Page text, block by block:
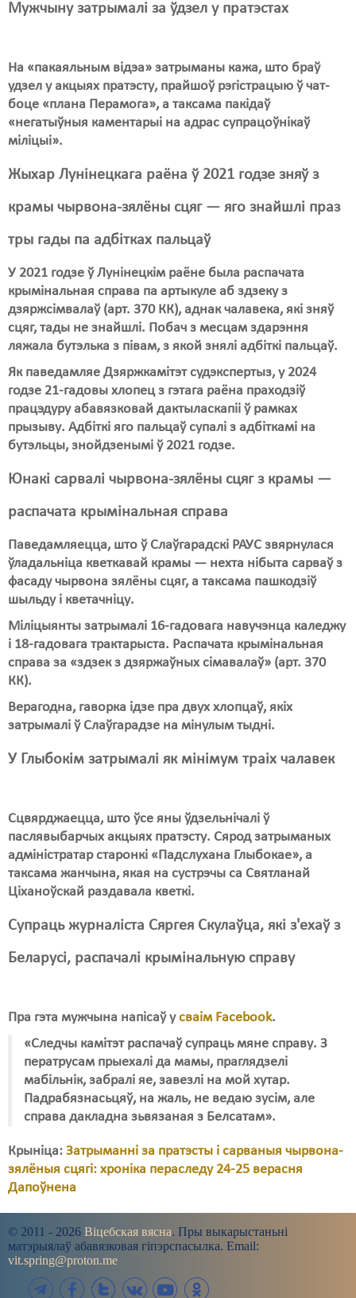
Мужчыну затрымалі за ўдзел у пратэстах
На «пакаяльным відэа» затрыманы кажа, што браў
удзел у акцыях пратэсту, прайшоў рэгістрацыю ў чат-
боце «плана Перамога», а таксама пакідаў
«негатыўныя каментарыі на адрас супрацоўнікаў
міліцыі».
Жыхар Лунінецкага раёна ў 2021 годзе зняў з
крамы чырвона-зялёны сцяг — яго знайшлі праз
тры гады па адбітках пальцаў
У 2021 годзе ў Лунінецкім раёне была распачата
крымінальная справа па артыкуле аб здзеку з
дзяржсімвалаў (арт. 370 КК), аднак чалавека, які зняў
сцяг, тады не знайшлі. Побач з месцам здарэння
ляжала бутэлька з півам, з якой знялі адбіткі пальцаў.
Як паведамляе Дзяржкамітэт судэкспертыз, у 2024
годзе 21-гадовы хлопец з гэтага раёна праходзіў
працэдуру абавязковай дактыласкапіі ў рамках
прызыву. Адбіткі яго пальцаў супалі з адбіткамі на
бутэльцы, знойдзенымі ў 2021 годзе.
Юнакі сарвалі чырвона-зялёны сцяг з крамы —
распачата крымінальная справа
Паведамляецца, што ў Слаўгарадскі РАУС звярнулася
ўладальніца кветкавай крамы — нехта нібыта сарваў з
фасаду чырвона зялёны сцяг, а таксама пашкодзіў
шыльду і кветачніцу.
Міліцыянты затрымалі 16-гадовага навучэнца каледжу
і 18-гадовага трактарыста. Распачата крымінальная
справа за «здзек з дзяржаўных сімавалаў» (арт. 370
КК).
Верагодна, гаворка ідзе пра двух хлопцаў, якіх
затрымалі ў Слаўгарадзе на мінулым тыдні.
У Глыбокім затрымалі як мінімум траіх чалавек
Сцвярджаецца, што ўсе яны ўдзельнічалі ў
паслявыбарчых акцыях пратэсту. Сярод затрыманых
адміністратар старонкі «Падслухана Глыбокае», а
таксама жанчына, якая на сустрэчы са Святланай
Ціханоўскай раздавала кветкі.
Супраць журналіста Сяргея Скулаўца, які з'ехаў з
Беларусі, распачалі крымінальную справу
Пра гэта мужчына напісаў усваім Facebook.
«Следчы камітэт распачаў супраць мяне справу. З
ператрусам прыехалі да мамы, праглядзелі
мабільнік, забралі яе, завезлі на мой хутар.
Падрабязнасьцяў, на жаль, не ведаю зусім, але
справа дакладна зьвязаная з Белсатам».
Крыніца: Затрыманні за пратэсты і сарваныя чырвона-
зялёныя сцягі: хроніка пераследу 24-25 верасня
Дапоўнена
© 2011 - 2026 Віцебская вясна. Пры выкарыстаньні
матэрыялаў абавязковая гіпэрспасылка. Email:
vit.spring@proton.me